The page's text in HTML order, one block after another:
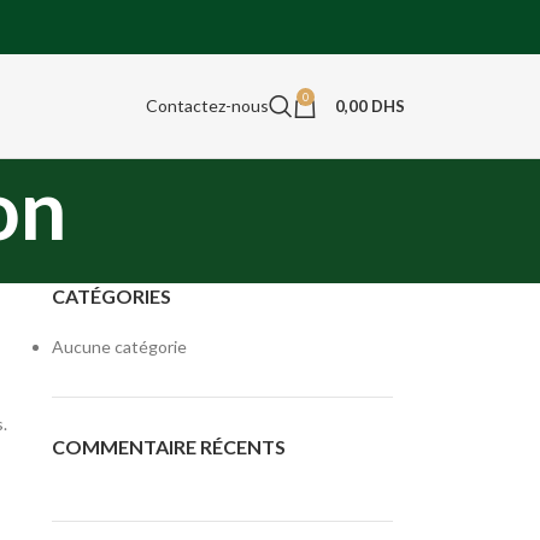
Contactez-nous 0 0,00 DHS
CATÉGORIES
Aucune catégorie
COMMENTAIRE RÉCENTS